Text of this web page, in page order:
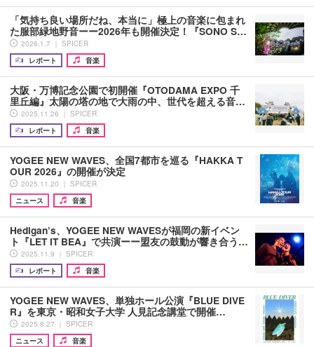
「気持ち良い場所だね、本当に」極上の音楽に包まれ
た服部緑地野音ーー2026年も開催決定！『SONO S…
2026.1.7 ｜ SPICER
レポート
音楽
大阪・万博記念公園で初開催『OTODAMA EXPO 千
里丘編』太陽の塔の地で大雨の中、世代を超える音…
2025.11.26 ｜ SPICER
レポート
音楽
YOGEE NEW WAVES、全国7都市を巡る『HAKKA T
OUR 2026』の開催が決定
2025.11.20 ｜ SPICER
ニュース
音楽
Hedigan’s、YOGEE NEW WAVESが福岡の新イベン
ト『LET IT BEA』で共演ーー盟友の鼓動が響き合う…
2025.11.9 ｜ SPICER
レポート
音楽
YOGEE NEW WAVES、単独ホール公演『BLUE DIVE
R』を東京・昭和女子大学 人見記念講堂で開催…
2025.8.27 ｜ SPICER
ニュース
音楽